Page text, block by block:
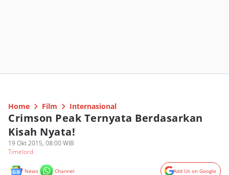
Home Film Internasional
Crimson Peak Ternyata Berdasarkan
Kisah Nyata!
19 Okt 2015, 08:00 WIB
Timelord
News Channel Add Us on Google